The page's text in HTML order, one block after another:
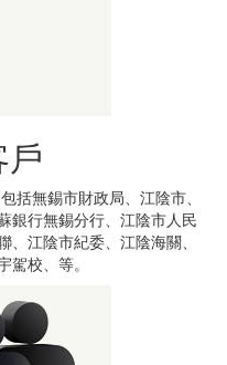
無錫市財政局、江陰市、
銀行無錫分行、江陰市人民
江陰市紀委、江陰海關、
校、等。